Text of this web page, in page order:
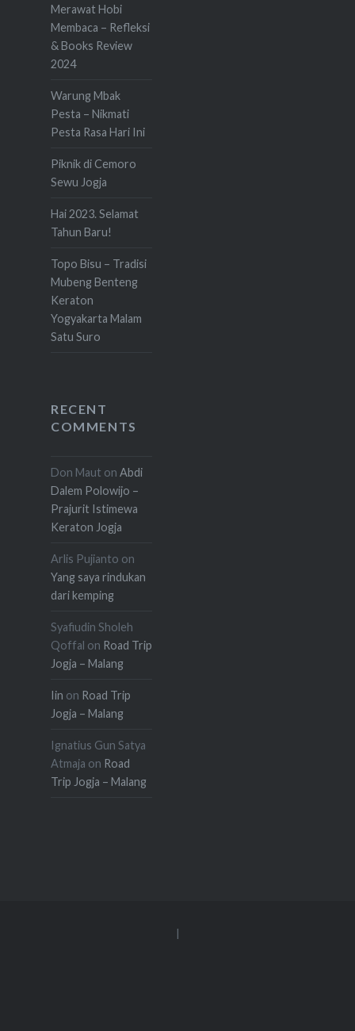
Merawat Hobi
Membaca – Refleksi
& Books Review
2024
Warung Mbak
Pesta – Nikmati
Pesta Rasa Hari Ini
Piknik di Cemoro
Sewu Jogja
Hai 2023. Selamat
Tahun Baru!
Topo Bisu – Tradisi
Mubeng Benteng
Keraton
Yogyakarta Malam
Satu Suro
RECENT
COMMENTS
Don Maut on Abdi
Dalem Polowijo –
Prajurit Istimewa
Keraton Jogja
Arlis Pujianto on
Yang saya rindukan
dari kemping
Syafiudin Sholeh
Qoffal on Road Trip
Jogja – Malang
Iin on Road Trip
Jogja – Malang
Ignatius Gun Satya
Atmaja on Road
Trip Jogja – Malang
|